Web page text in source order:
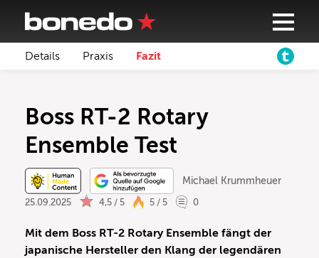
Details Praxis Fazit
Boss RT-2 Rotary
Ensemble Test
Michael Krummheuer
25.09.2025 4,5 / 5 5 / 5 0
Mit dem Boss RT-2 Rotary Ensemble fängt der
japanische Hersteller den Klang der legendären